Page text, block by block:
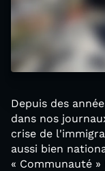
Depuis des
dans nos
crise de
aussi bien
« Communauté